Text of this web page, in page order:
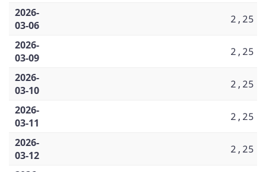
2026-
03-06
2,25
2026-
03-09
2,25
2026-
03-10
2,25
2026-
03-11
2,25
2026-
03-12
2,25